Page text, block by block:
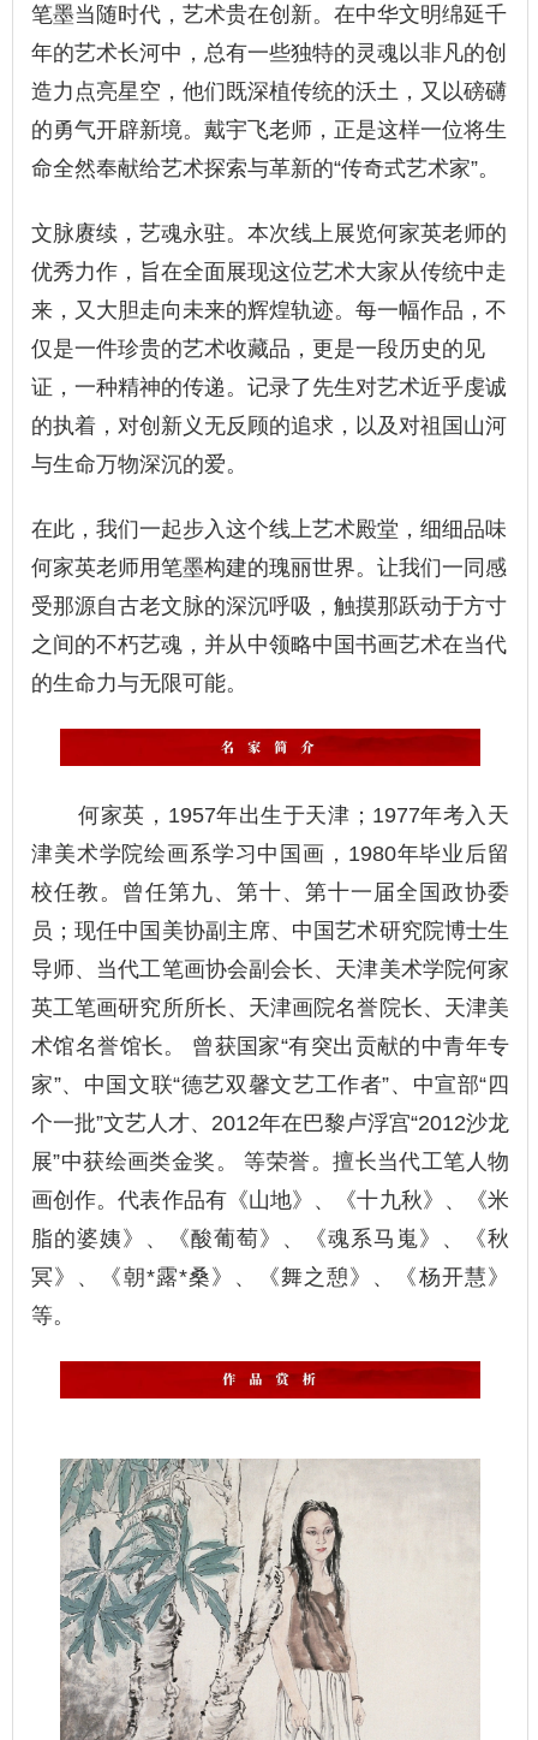
笔墨当随时代，艺术贵在创新。在中华文明绵延千
年的艺术长河中，总有一些独特的灵魂以非凡的创
造力点亮星空，他们既深植传统的沃土，又以磅礴
的勇气开辟新境。戴宇飞老师，正是这样一位将生
命全然奉献给艺术探索与革新的“传奇式艺术家”。
文脉赓续，艺魂永驻。本次线上展览何家英老师的
优秀力作，旨在全面展现这位艺术大家从传统中走
来，又大胆走向未来的辉煌轨迹。每一幅作品，不
仅是一件珍贵的艺术收藏品，更是一段历史的见
证，一种精神的传递。记录了先生对艺术近乎虔诚
的执着，对创新义无反顾的追求，以及对祖国山河
与生命万物深沉的爱。
在此，我们一起步入这个线上艺术殿堂，细细品味
何家英老师用笔墨构建的瑰丽世界。让我们一同感
受那源自古老文脉的深沉呼吸，触摸那跃动于方寸
之间的不朽艺魂，并从中领略中国书画艺术在当代
的生命力与无限可能。
何家英，1957年出生于天津；1977年考入天
津美术学院绘画系学习中国画，1980年毕业后留
校任教。曾任第九、第十、第十一届全国政协委
员；现任中国美协副主席、中国艺术研究院博士生
导师、当代工笔画协会副会长、天津美术学院何家
英工笔画研究所所长、天津画院名誉院长、天津美
术馆名誉馆长。 曾获国家“有突出贡献的中青年专
家”、中国文联“德艺双馨文艺工作者”、中宣部“四
个一批”文艺人才、2012年在巴黎卢浮宫“2012沙龙
展”中获绘画类金奖。 等荣誉。擅长当代工笔人物
画创作。代表作品有《山地》、《十九秋》、《米
脂的婆姨》、《酸葡萄》、《魂系马嵬》、《秋
冥》、《朝*露*桑》、《舞之憩》、《杨开慧》
等。